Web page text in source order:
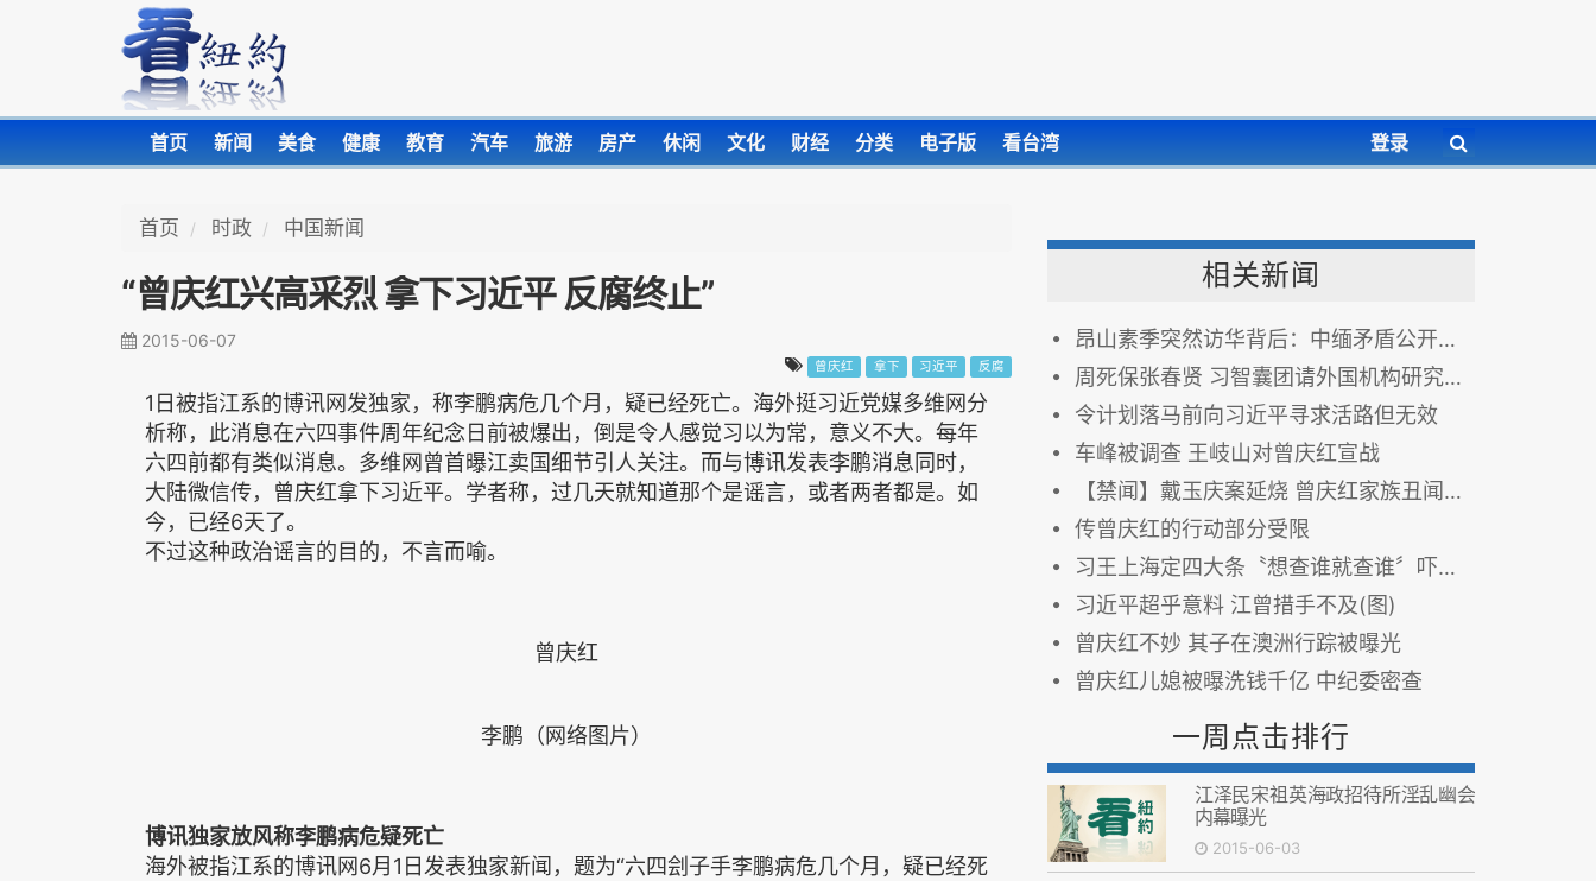
首页 新闻 美食 健康 教育 汽车 旅游 房产 休闲 文化 财经 分类 电子版 看台湾 登录
首页 时政 中国新闻
“曾庆红兴高采烈 拿下习近平 反腐终止”
2015-06-07
曾庆红 拿下 习近平 反腐
1日被指江系的博讯网发独家，称李鹏病危几个月，疑已经死亡。海外挺习近党媒多维网分
析称，此消息在六四事件周年纪念日前被爆出，倒是令人感觉习以为常，意义不大。每年
六四前都有类似消息。多维网曾首曝江卖国细节引人关注。而与博讯发表李鹏消息同时，
大陆微信传，曾庆红拿下习近平。学者称，过几天就知道那个是谣言，或者两者都是。如
今，已经6天了。
不过这种政治谣言的目的，不言而喻。
曾庆红
李鹏（网络图片）
博讯独家放风称李鹏病危疑死亡
海外被指江系的博讯网6月1日发表独家新闻，题为“六四刽子手李鹏病危几个月，疑已经死
相关新闻
昂山素季突然访华背后：中缅矛盾公开化 图
周死保张春贤 习智囊团请外国机构研究新疆(图)
令计划落马前向习近平寻求活路但无效
车峰被调查 王岐山对曾庆红宣战
【禁闻】戴玉庆案延烧 曾庆红家族丑闻缠身
传曾庆红的行动部分受限
习王上海定四大条〝想查谁就查谁〞吓倒官员
习近平超乎意料 江曾措手不及(图)
曾庆红不妙 其子在澳洲行踪被曝光
曾庆红儿媳被曝洗钱千亿 中纪委密查
一周点击排行
江泽民宋祖英海政招待所淫乱幽会
内幕曝光
2015-06-03